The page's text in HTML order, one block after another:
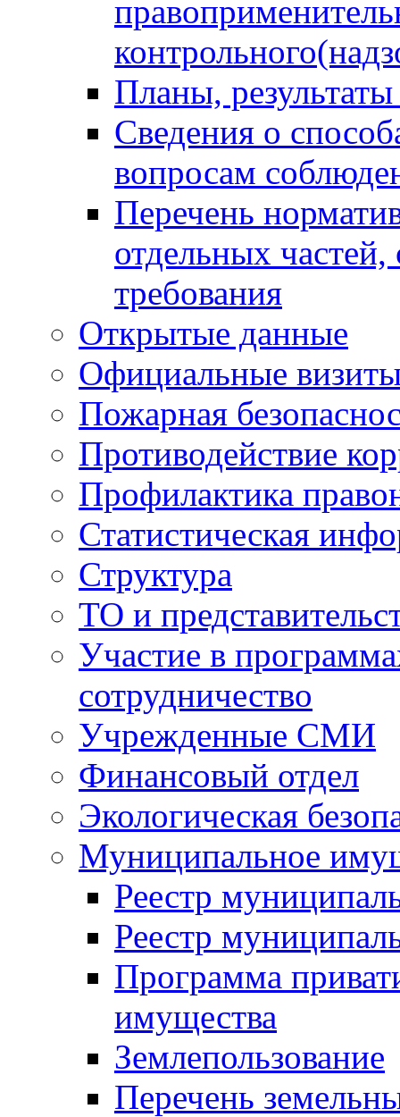
Планы,
Сведения о
вопросам
Перечень
отдельных
требования
Открытые данные
Официальные
Пожарная
Противодействие
Профилактика
Статистическая
Структура
ТО и
Участие в
сотрудничество
Учрежденные СМИ
Финансовый отдел
Экологическая
Муниципальное
Реестр
Реестр
Программа
имущества
Землепользование
Перечень